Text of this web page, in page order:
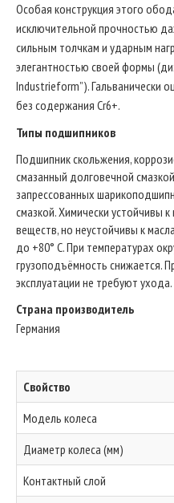
Особая конструкция этого
исключительной прочностью
сильным толчкам и ударным
элегантностью своей формы
Industrieform”). Гальванически
без содержания Cr6+.
Типы подшипников
Подшипник скольжения,
смазанный долговечной
запрессованных
смазкой. Химически устойчивы
веществ, но неустойчивы к
до +80° C. При температурах
грузоподъёмность снижается.
эксплуатации не требуют ухода.
Страна производитель
Германия
Свойство
Модель колеса
Диаметр колеса (мм)
Контактный слой